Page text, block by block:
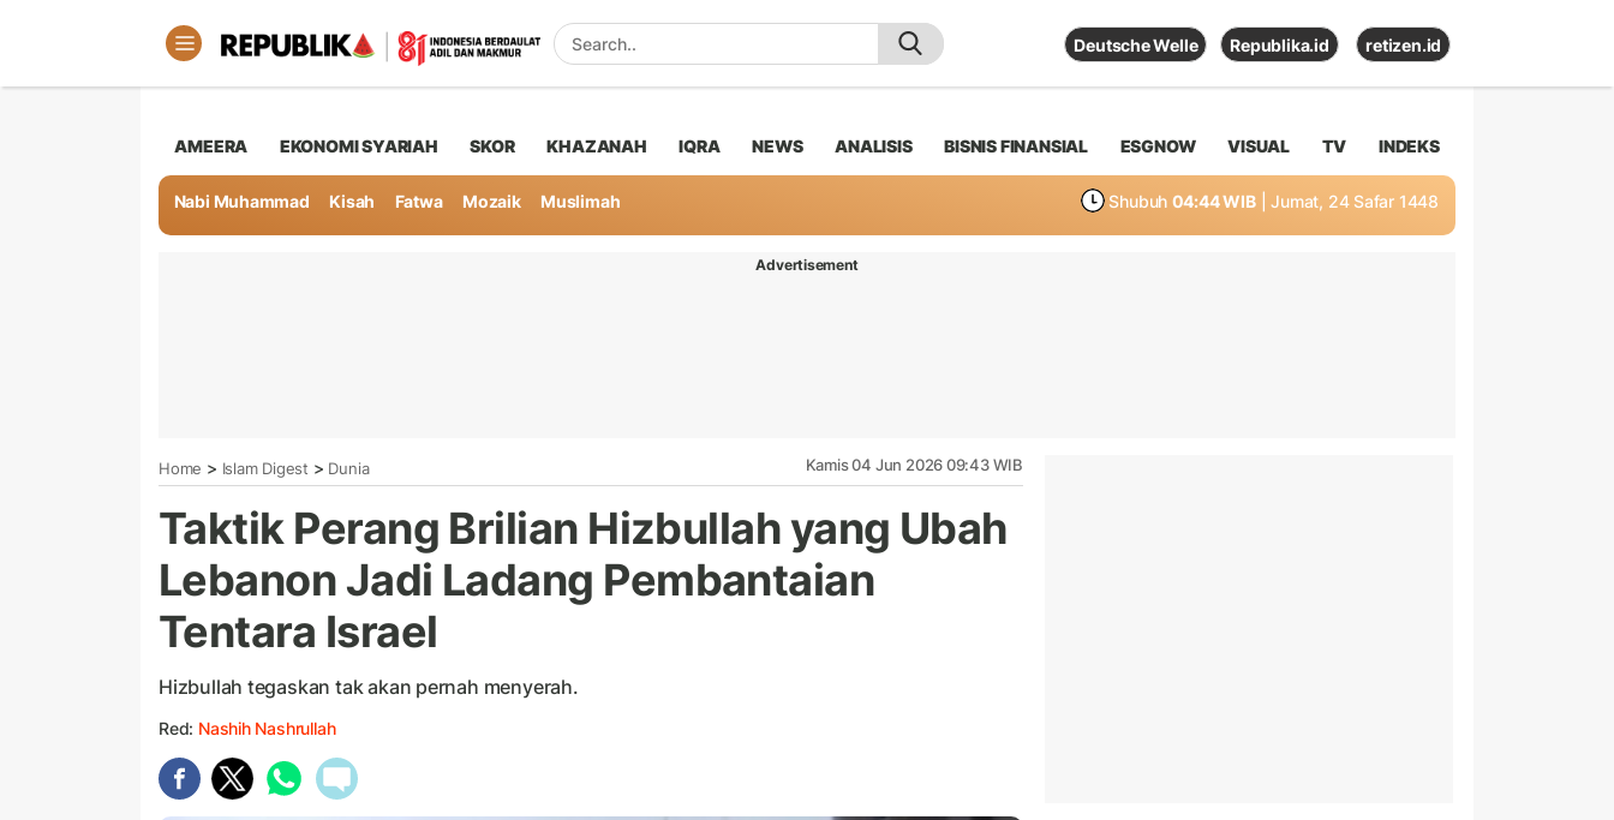
Deutsche Welle Republika.id retizen.id
AMEERA EKONOMI SYARIAH SKOR KHAZANAH IQRA NEWS ANALISIS BISNIS FINANSIAL ESGNOW VISUAL TV INDEKS
Nabi Muhammad Kisah Fatwa Mozaik Muslimah Shubuh 04:44 WIB | Jumat, 24 Safar 1448
Advertisement
Home > Islam Digest > Dunia Kamis 04 Jun 2026 09:43 WIB
Taktik Perang Brilian Hizbullah yang Ubah
Lebanon Jadi Ladang Pembantaian
Tentara Israel
Hizbullah tegaskan tak akan pernah menyerah.
Red: Nashih Nashrullah